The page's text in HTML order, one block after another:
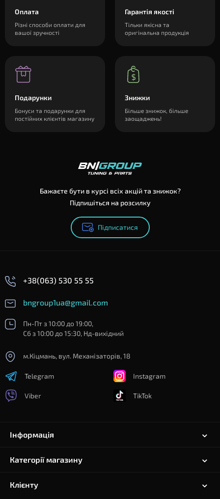
Оплата
Різні способи оплати для
вашої зручності
Гарантія якості
Тільки якісна та
оригінальна продукція
Подарунки
Бонуси та подарунки для
постійних клієнтів магазину
Знижки
Більше знижок, більше
заощаджень!
Бажаєте бути в курсі всіх акцій та знижок?
Підпишіться на розсилку
Підписатися
+38(063) 530 55 55
bngroup1ua@gmail.com
Пн-Пт з 10:00 до 19:00,
Сб з 10:00 до 15:30, Нд-вихідний
м.Кіцмань, вул. Механізаторів, 18
Telegram
Viber
Instagram
TikTok
Інформація
Категорії магазину
Клієнту